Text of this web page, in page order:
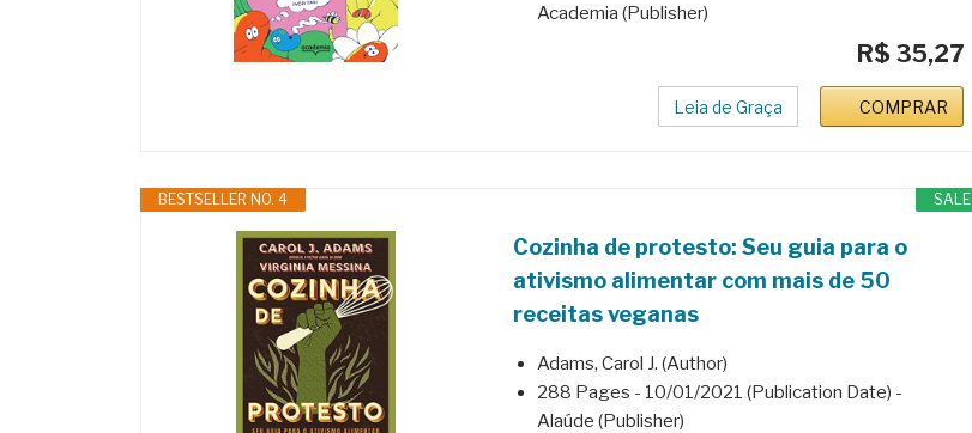
Academia (Publisher)
R$ 35,27
Leia de Graça COMPRAR
SALE
BESTSELLER NO. 4
Cozinha de protesto: Seu guia para o
ativismo alimentar com mais de 50
receitas veganas
Adams, Carol J. (Author)
288 Pages - 10/01/2021 (Publication Date) -
Alaúde (Publisher)